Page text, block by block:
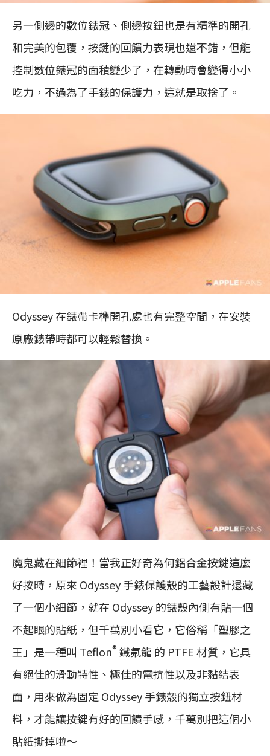
另一側邊的數位錶冠、側邊按鈕也是有精準的開孔
和完美的包覆，按鍵的回饋力表現也還不錯，但能
控制數位錶冠的面積變少了，在轉動時會變得小小
吃力，不過為了手錶的保護力，這就是取捨了。
Odyssey 在錶帶卡榫開孔處也有完整空間，在安裝
原廠錶帶時都可以輕鬆替換。
魔鬼藏在細節裡！當我正好奇為何鋁合金按鍵這麼
好按時，原來 Odyssey 手錶保護殼的工藝設計還藏
了一個小細節，就在 Odyssey 的錶殼內側有貼一個
不起眼的貼紙，但千萬別小看它，它俗稱「塑膠之
王」是一種叫 Teflon® 鐵氟龍 的 PTFE 材質，它具
有絕佳的滑動特性、極佳的電抗性以及非黏結表
面，用來做為固定 Odyssey 手錶殼的獨立按鈕材
料，才能讓按鍵有好的回饋手感，千萬別把這個小
貼紙撕掉啦～